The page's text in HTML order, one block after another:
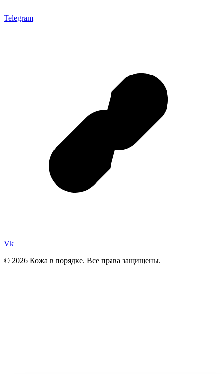
Telegram
Vk
© 2026 Кожа в порядке. Все права защищены.